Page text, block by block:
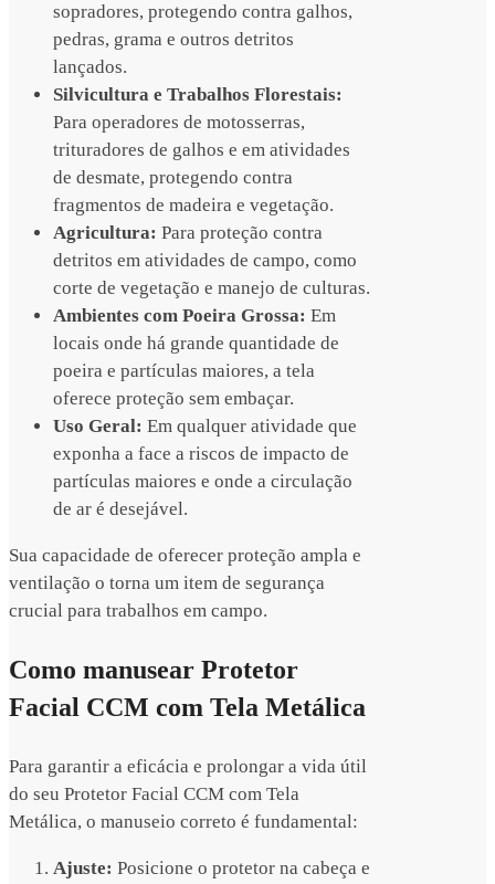
sopradores, protegendo contra galhos,
pedras, grama e outros detritos
lançados.
Silvicultura e Trabalhos Florestais:
Para operadores de motosserras,
trituradores de galhos e em atividades
de desmate, protegendo contra
fragmentos de madeira e vegetação.
Agricultura: Para proteção contra
detritos em atividades de campo, como
corte de vegetação e manejo de culturas.
Ambientes com Poeira Grossa: Em
locais onde há grande quantidade de
poeira e partículas maiores, a tela
oferece proteção sem embaçar.
Uso Geral: Em qualquer atividade que
exponha a face a riscos de impacto de
partículas maiores e onde a circulação
de ar é desejável.
Sua capacidade de oferecer proteção ampla e
ventilação o torna um item de segurança
crucial para trabalhos em campo.
Como manusear Protetor
Facial CCM com Tela Metálica
Para garantir a eficácia e prolongar a vida útil
do seu Protetor Facial CCM com Tela
Metálica, o manuseio correto é fundamental:
Ajuste: Posicione o protetor na cabeça e